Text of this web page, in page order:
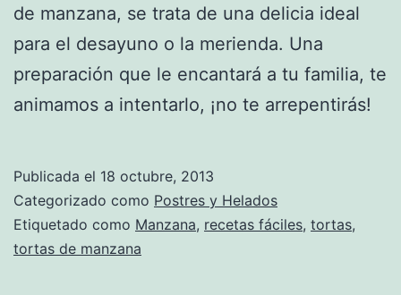
de manzana, se trata de una delicia ideal
para el desayuno o la merienda. Una
preparación que le encantará a tu familia, te
animamos a intentarlo, ¡no te arrepentirás!
Publicada el 18 octubre, 2013
Categorizado como Postres y Helados
Etiquetado como Manzana, recetas fáciles, tortas,
tortas de manzana